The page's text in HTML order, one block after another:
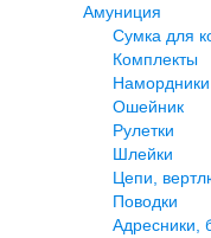
Амуниция
Сумка для
Комплекты
Намордники
Ошейник
Рулетки
Шлейки
Цепи,
Поводки
Адресники,